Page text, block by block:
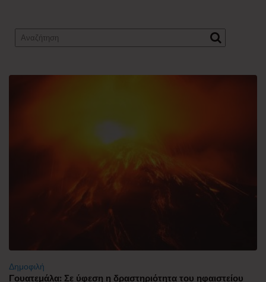
Δημοφιλή
Γουατεμάλα: Σε ύφεση η δραστηριότητα του ηφαιστείου